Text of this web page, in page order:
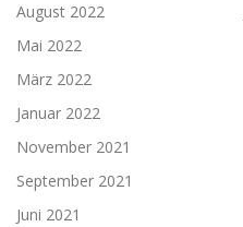
August 2022
Mai 2022
März 2022
Januar 2022
November 2021
September 2021
Juni 2021